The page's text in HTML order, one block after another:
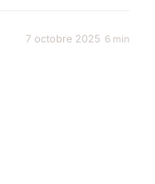
7 octobre 2025 6 min